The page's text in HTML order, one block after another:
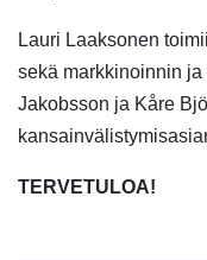
Lauri Laaksonen
sekä markkinoinnin
Jakobsson ja Kåre
TERVETULOA!